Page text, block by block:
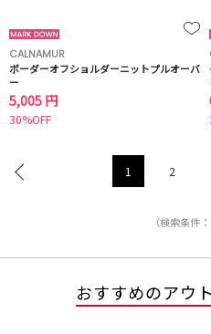
CALNAMUR
ボーダーオフショルダーニットプルオーバ
ー
5,005 円
30%OFF
1 2
（検索条件
おすすめのアウ